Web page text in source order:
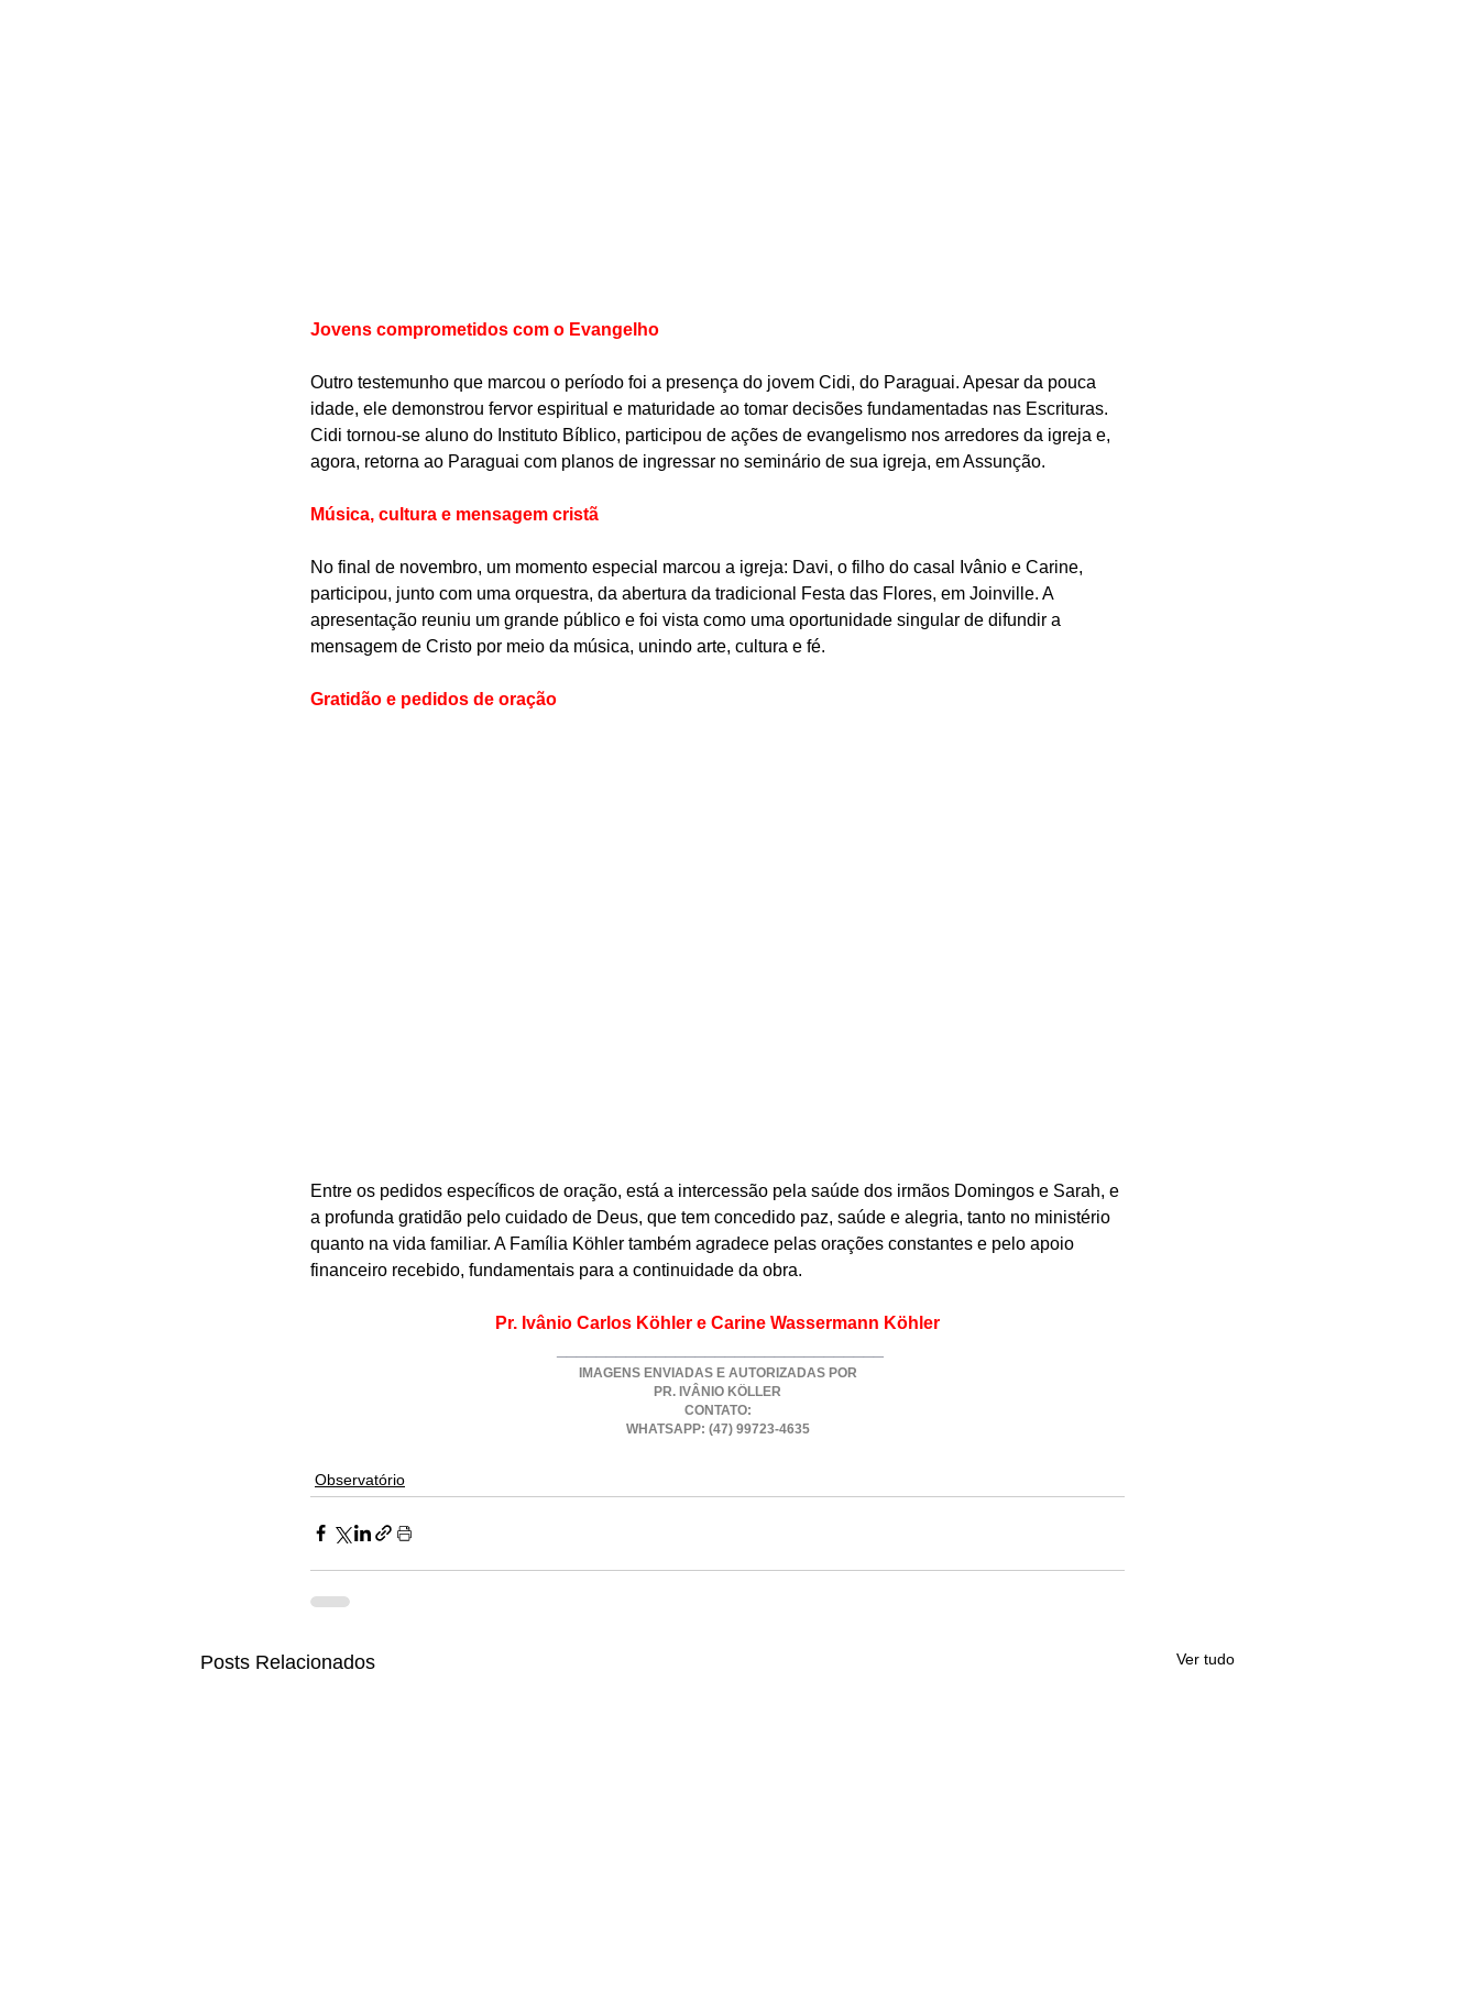
Jovens comprometidos com o Evangelho
Outro testemunho que marcou o período foi a presença do jovem Cidi, do Paraguai. Apesar da pouca
idade, ele demonstrou fervor espiritual e maturidade ao tomar decisões fundamentadas nas Escrituras.
Cidi tornou-se aluno do Instituto Bíblico, participou de ações de evangelismo nos arredores da igreja e,
agora, retorna ao Paraguai com planos de ingressar no seminário de sua igreja, em Assunção.
Música, cultura e mensagem cristã
No final de novembro, um momento especial marcou a igreja: Davi, o filho do casal Ivânio e Carine,
participou, junto com uma orquestra, da abertura da tradicional Festa das Flores, em Joinville. A
apresentação reuniu um grande público e foi vista como uma oportunidade singular de difundir a
mensagem de Cristo por meio da música, unindo arte, cultura e fé.
Gratidão e pedidos de oração
Entre os pedidos específicos de oração, está a intercessão pela saúde dos irmãos Domingos e Sarah, e
a profunda gratidão pelo cuidado de Deus, que tem concedido paz, saúde e alegria, tanto no ministério
quanto na vida familiar. A Família Köhler também agradece pelas orações constantes e pelo apoio
financeiro recebido, fundamentais para a continuidade da obra.
Pr. Ivânio Carlos Köhler e Carine Wassermann Köhler
IMAGENS ENVIADAS E AUTORIZADAS POR
PR. IVÂNIO KÖLLER
CONTATO:
WHATSAPP: (47) 99723-4635
Observatório
Posts Relacionados Ver tudo